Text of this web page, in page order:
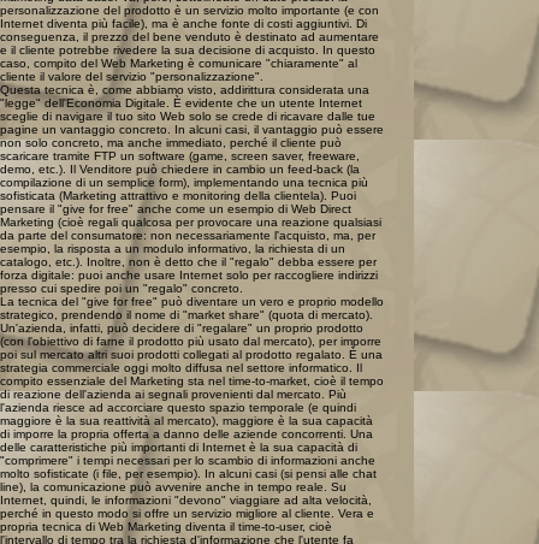
personalizzazione del prodotto è un servizio molto importante (e con
Internet diventa più facile), ma è anche fonte di costi aggiuntivi. Di
conseguenza, il prezzo del bene venduto è destinato ad aumentare
e il cliente potrebbe rivedere la sua decisione di acquisto. In questo
caso, compito del Web Marketing è comunicare "chiaramente" al
cliente il valore del servizio "personalizzazione".
Questa tecnica è, come abbiamo visto, addirittura considerata una
"legge" dell'Economia Digitale. È evidente che un utente Internet
sceglie di navigare il tuo sito Web solo se crede di ricavare dalle tue
pagine un vantaggio concreto. In alcuni casi, il vantaggio può essere
non solo concreto, ma anche immediato, perché il cliente può
scaricare tramite FTP un software (game, screen saver, freeware,
demo, etc.). Il Venditore può chiedere in cambio un feed-back (la
compilazione di un semplice form), implementando una tecnica più
sofisticata (Marketing attrattivo e monitoring della clientela). Puoi
pensare il "give for free" anche come un esempio di Web Direct
Marketing (cioè regali qualcosa per provocare una reazione qualsiasi
da parte del consumatore: non necessariamente l'acquisto, ma, per
esempio, la risposta a un modulo informativo, la richiesta di un
catalogo, etc.). Inoltre, non è detto che il "regalo" debba essere per
forza digitale: puoi anche usare Internet solo per raccogliere indirizzi
presso cui spedire poi un "regalo" concreto.
La tecnica del "give for free" può diventare un vero e proprio modello
strategico, prendendo il nome di "market share" (quota di mercato).
Un'azienda, infatti, può decidere di "regalare" un proprio prodotto
(con l'obiettivo di farne il prodotto più usato dal mercato), per imporre
poi sul mercato altri suoi prodotti collegati al prodotto regalato. È una
strategia commerciale oggi molto diffusa nel settore informatico. Il
compito essenziale del Marketing sta nel time-to-market, cioè il tempo
di reazione dell'azienda ai segnali provenienti dal mercato. Più
l'azienda riesce ad accorciare questo spazio temporale (e quindi
maggiore è la sua reattività al mercato), maggiore è la sua capacità
di imporre la propria offerta a danno delle aziende concorrenti. Una
delle caratteristiche più importanti di Internet è la sua capacità di
"comprimere" i tempi necessari per lo scambio di informazioni anche
molto sofisticate (i file, per esempio). In alcuni casi (si pensi alle chat
line), la comunicazione può avvenire anche in tempo reale. Su
Internet, quindi, le informazioni "devono" viaggiare ad alta velocità,
perché in questo modo si offre un servizio migliore al cliente. Vera e
propria tecnica di Web Marketing diventa il time-to-user, cioè
l'intervallo di tempo tra la richiesta d'informazione che l'utente fa